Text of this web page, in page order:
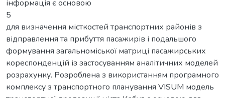
інформація є основою
5
для визначення місткостей транспортних районів з
відправлення та прибуття пасажирів і подальшого
формування загальноміської матриці пасажирських
кореспонденцій із застосуванням аналітичних моделей
розрахунку. Розроблена з використанням програмного
комплексу з транспортного планування VISUM модель